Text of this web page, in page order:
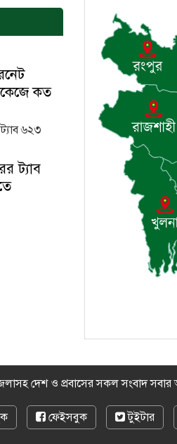
কত
ট্যাব
দেশ ও প্রবাসের সকল সংবাদ
ফেইসবুক টুইটার